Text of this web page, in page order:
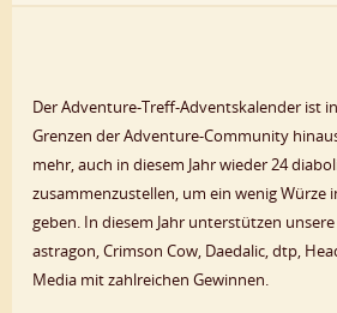
Der Adventure-Treff-Adventskalender ist
Grenzen der Adventure-Community
mehr, auch in diesem Jahr wieder 24
zusammenzustellen, um ein wenig Würze
geben. In diesem Jahr unterstützen
astragon, Crimson Cow, Daedalic, dtp,
Media mit zahlreichen Gewinnen.